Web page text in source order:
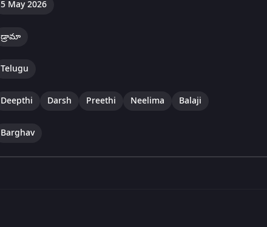
5 May 2026
డ్రామా
Telugu
Deepthi Darsh Preethi Neelima Balaji
Barghav